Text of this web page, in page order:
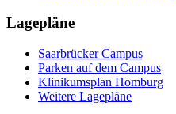
Lagepläne
Saarbrücker Campus
Parken auf dem Campus
Klinikumsplan Homburg
Weitere Lagepläne